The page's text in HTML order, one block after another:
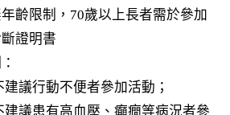
齡限制，70歲以上長者需於參加
證明書
行動不便者參加活動；
患有高血壓、癲癇等病況者參